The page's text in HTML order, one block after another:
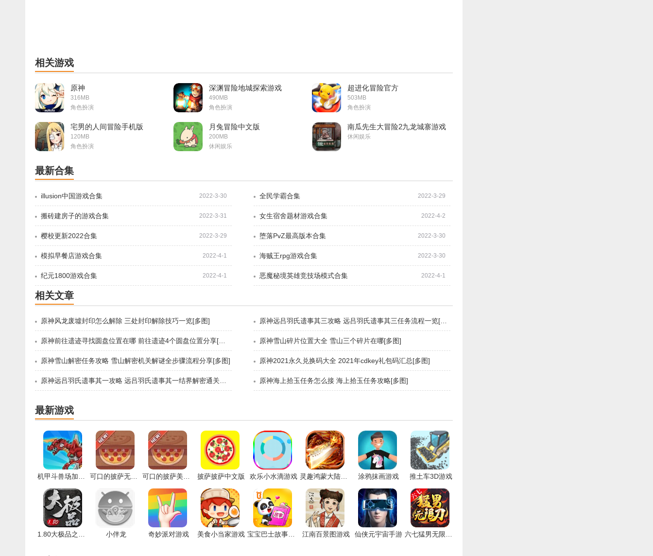
相关游戏
原神
316MB
角色扮演
深渊冒险地城探索游戏
490MB
角色扮演
超进化冒险官方
503MB
角色扮演
宅男的人间冒险手机版
120MB
角色扮演
月兔冒险中文版
200MB
休闲娱乐
南瓜先生大冒险2九龙城寨游戏
休闲娱乐
最新合集
illusion中国游戏合集 2022-3-30 全民学霸合集 2022-3-29
搬砖建房子的游戏合集 2022-3-31 女生宿舍题材游戏合集 2022-4-2
樱校更新2022合集 2022-3-29 堕落PvZ最高版本合集 2022-3-30
模拟早餐店游戏合集 2022-4-1 海贼王rpg游戏合集 2022-3-30
纪元1800游戏合集 2022-4-1 恶魔秘境英雄竞技场模式合集 2022-4-1
相关文章
原神风龙废墟封印怎么解除 三处封印解除技巧一览[多图]
原神雪山碎片位置大全 雪山三个碎片在哪[多图]
原神雪山解密任务攻略 雪山解密机关解谜全步骤流程分享[多图] 原神2021永久兑换码大全 2021年cdkey礼包码汇总[多图]
原神海上拾玉任务怎么接 海上拾玉任务攻略[多图]
最新游戏
披萨披萨中文版 欢乐小水滴游戏 涂鸦抹画游戏 推土车3D游戏
小伴龙 奇妙派对游戏 美食小当家游戏 江南百景图游戏 仙侠元宇宙手游